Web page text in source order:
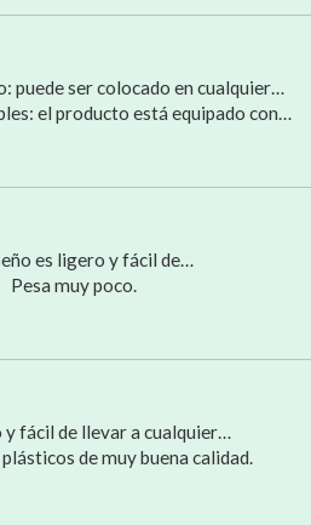
puede ser colocado en cualquier…
el producto está equipado con…
es ligero y fácil de…
Pesa muy poco.
y fácil de llevar a cualquier…
de muy buena calidad.